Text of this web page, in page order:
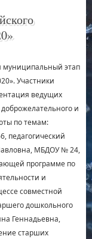
муниципальный этап
Участники
ведущих
и
по темам:
педагогический
МБДОУ № 24,
программе по
и
совместной
дошкольного
Геннадьевна,
старших